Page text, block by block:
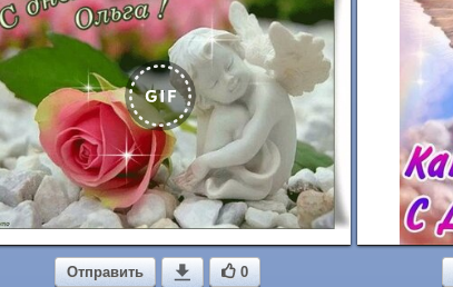
Отправить  0